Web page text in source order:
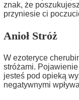
znak, że
przyniesie ci
Anioł Stróż
W ezoteryce
stróżami.
jesteś pod opieką
negatywnymi